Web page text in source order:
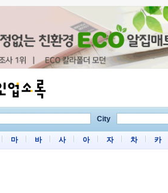
City
마 바 사 아 자 차 카